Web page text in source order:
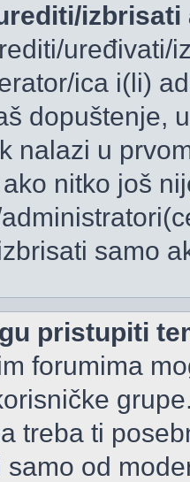
izbrisati
uređivati/
ica i(li)
dopuštenje,
nalazi u
nitko još
samo
pristupiti
forumima
treba ti
samo od